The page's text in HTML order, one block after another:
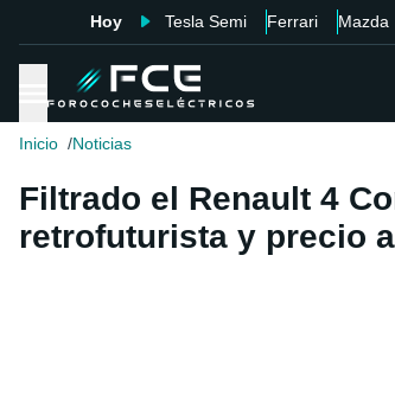
Hoy Tesla Semi Ferrari Mazda
Inicio Noticias
Filtrado el Renault 4
retrofuturista y precio